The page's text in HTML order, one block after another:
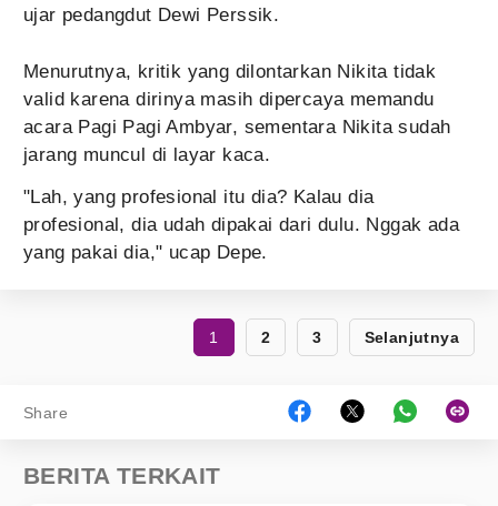
ujar pedangdut Dewi Perssik.
Menurutnya, kritik yang dilontarkan Nikita tidak
valid karena dirinya masih dipercaya memandu
acara Pagi Pagi Ambyar, sementara Nikita sudah
jarang muncul di layar kaca.
"Lah, yang profesional itu dia? Kalau dia
profesional, dia udah dipakai dari dulu. Nggak ada
yang pakai dia," ucap Depe.
1 2 3 Selanjutnya
Share
BERITA TERKAIT